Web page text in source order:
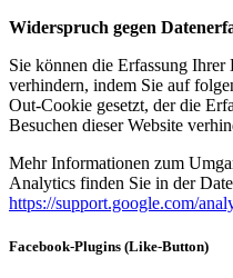
Widerspruch gegen
Sie können die Erfassung
verhindern, indem Sie auf
Out-Cookie gesetzt, der die
Besuchen dieser Website
Mehr Informationen zum
Analytics finden Sie in der
https://support.google.com/
Facebook-Plugins (Like-Button)